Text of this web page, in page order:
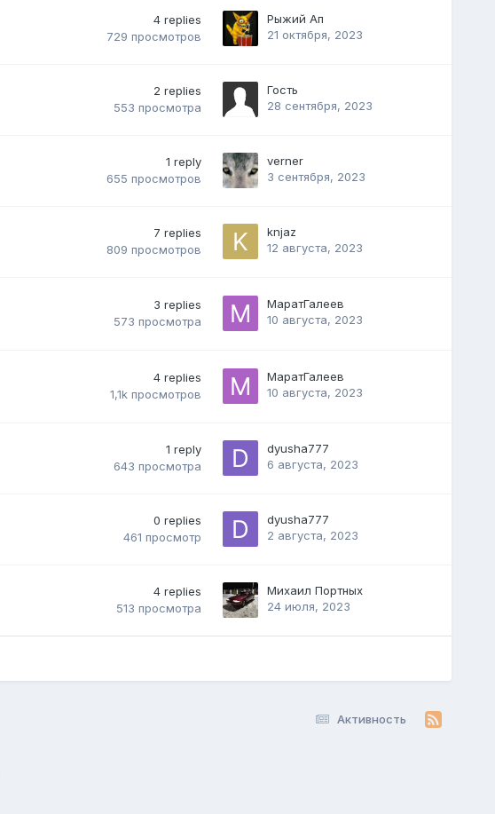
4 replies
729 просмотров
Рыжий Ап
21 октября, 2023
2 replies
553 просмотра
Гость
28 сентября, 2023
1 reply
655 просмотров
verner
3 сентября, 2023
7 replies
809 просмотров
knjaz
12 августа, 2023
3 replies
573 просмотра
МаратГалеев
10 августа, 2023
4 replies
1,1k просмотров
МаратГалеев
10 августа, 2023
1 reply
643 просмотра
dyusha777
6 августа, 2023
0 replies
461 просмотр
dyusha777
2 августа, 2023
4 replies
513 просмотра
Михаил Портных
24 июля, 2023
Активность